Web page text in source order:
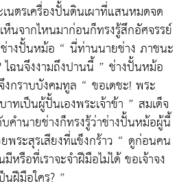
นตรเครื่องปั้นดินเผาที่แสนหมดจด
ห็นจากไหนมาก่อนก็ทรงรู้สึกอัศจรรย์
างปั้นหม้อ “ นี่ท่านนายช่าง ภาชนะ
ไฉนจึงงามถึงปานนี้ ” ช่างปั้นหม้อ
งกราบบังคมทูล “ ขอเดชะ! พระ
ทเป็นผู้ปั้นเองพระเจ้าข้า ” สมเด็จ
คำนายช่างก็ทรงรู้ว่าช่างปั้นหม้อผู้นี้
พระสุรเสียงที่แข็งกร้าว “ ดูก่อนคน
รือที่เราจะจำฝีมือไม่ได้ ขอเจ้าจง
นฝีมือใคร? ”